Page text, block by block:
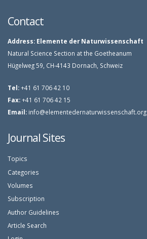
Contact
Address: Elemente der Naturwissenschaft
Natural Science Section at the Goetheanum
Hügelweg 59, CH-4143 Dornach, Schweiz
Tel:+41 61 706 42 10
Fax:+41 61 706 42 15
Email: info@elementedernaturwissenschaft.org
Journal Sites
Topics
Categories
Volumes
Subscription
Author Guidelines
Article Search